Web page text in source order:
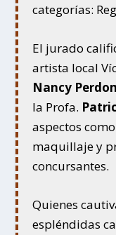
categorías:
El jurado
artista local
Nancy
la Profa.
aspectos
maquillaje y
concursantes.
Quienes
espléndidas